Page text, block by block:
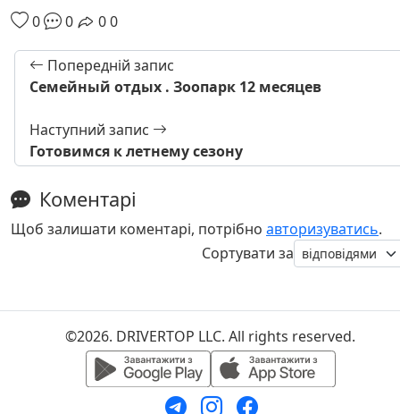
0
0 00
Попередній запис
Семейный отдых . Зоопарк 12 месяцев
Наступний запис
Готовимся к летнему сезону
Коментарі
Щоб залишати коментарі, потрібно авторизуватись.
Сортувати за
©2026. DRIVERTOP LLC. All rights reserved.